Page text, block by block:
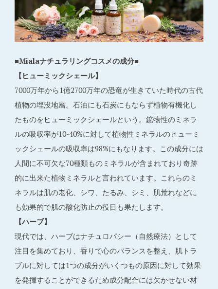
■Mialaナチュラリングコスメの成分■
【ヒューミックシェール】
7000万年から1億2700万年の恐竜が生きていた時代の古代
植物の埋没地層。石油にも石炭にもならず植物有機化し
たものをヒューミックシェールという。鉱物性のミネラ
ルの吸収率が10-40%に対して植物性ミネラルのヒューミ
ックシェールの吸収率は98%にもなります。この成分には
人間に不可欠な70種類ものミネラルが含まれており奇跡
的に出来た植物ミネラルと言われています。これらのミ
ネラルは肌の老化、シワ、たるみ、シミ、肌荒れなどに
も効果的で肌の酸化防止の役目も果たします。
【ハーブ】
現代では、ハーブはナチュロパシー（自然療法）として
注目を集めており、香りで心のバランスを整え、肌トラ
ブルに対しては1つの成分がいくつもの原因に対して効果
を発揮することができるため成分配合には欠かせない材